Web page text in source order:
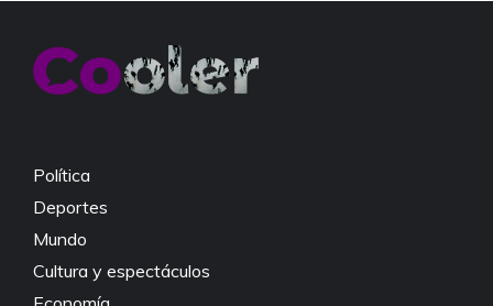
Política
Deportes
Mundo
Cultura y espectáculos